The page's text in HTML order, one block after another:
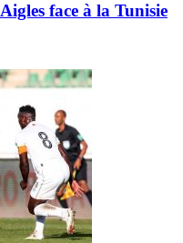
face à la Tunisie